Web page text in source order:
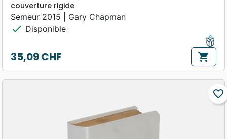
couverture rigide
Semeur 2015 | Gary Chapman
check Disponible
Prix
35,09 CHF shopping_cart
favorite_border